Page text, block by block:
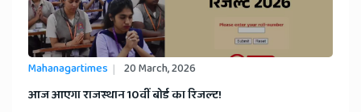
Mahanagartimes 20 March, 2026
आज आएगा राजस्थान 10वीं बोर्ड का रिजल्ट!